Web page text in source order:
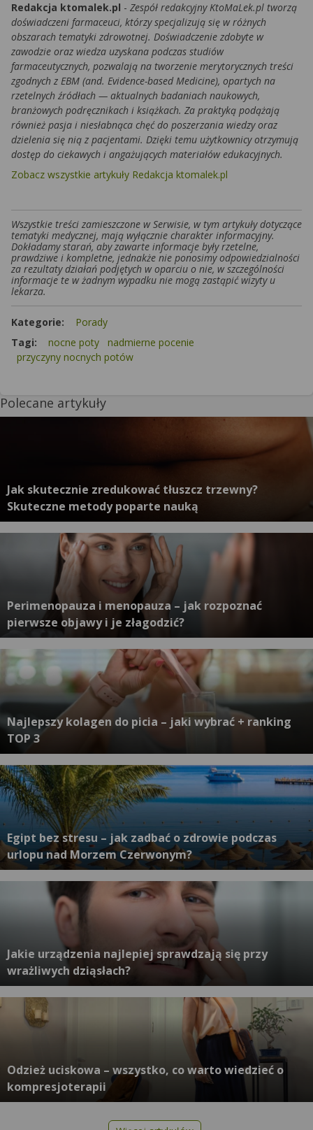
Redakcja ktomalek.pl - Zespół redakcyjny KtoMaLek.pl tworzą
doświadczeni farmaceuci, którzy specjalizują się w różnych
obszarach tematyki zdrowotnej. Doświadczenie zdobyte w
zawodzie oraz wiedza uzyskana podczas studiów
farmaceutycznych, pozwalają na tworzenie merytorycznych treści
zgodnych z EBM (and. Evidence-based Medicine), opartych na
rzetelnych źródłach — aktualnych badaniach naukowych,
branżowych podręcznikach i książkach. Za praktyką podążają
również pasja i niesłabnąca chęć do poszerzania wiedzy oraz
dzielenia się nią z pacjentami. Dzięki temu użytkownicy otrzymują
dostęp do ciekawych i angażujących materiałów edukacyjnych.
Zobacz wszystkie artykuły Redakcja ktomalek.pl
Wszystkie treści zamieszczone w Serwisie, w tym artykuły dotyczące
tematyki medycznej, mają wyłącznie charakter informacyjny.
Dokładamy starań, aby zawarte informacje były rzetelne,
prawdziwe i kompletne, jednakże nie ponosimy odpowiedzialności
za rezultaty działań podjętych w oparciu o nie, w szczególności
informacje te w żadnym wypadku nie mogą zastąpić wizyty u
lekarza.
Kategorie:
Porady
Tagi:
nocne poty
nadmierne pocenie
przyczyny nocnych potów
Polecane artykuły
Jak skutecznie zredukować tłuszcz trzewny?
Skuteczne metody poparte nauką
Perimenopauza i menopauza – jak rozpoznać
pierwsze objawy i je złagodzić?
Najlepszy kolagen do picia – jaki wybrać + ranking
TOP 3
Egipt bez stresu – jak zadbać o zdrowie podczas
urlopu nad Morzem Czerwonym?
Jakie urządzenia najlepiej sprawdzają się przy
wrażliwych dziąsłach?
Odzież uciskowa – wszystko, co warto wiedzieć o
kompresjoterapii